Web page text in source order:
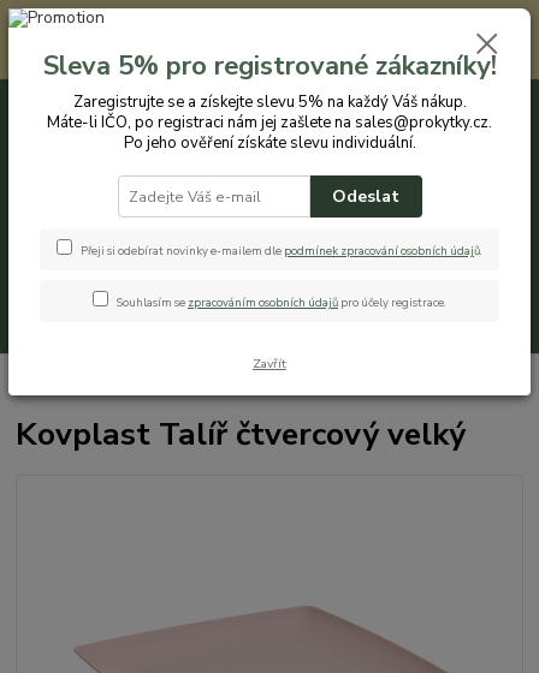
Registrovaným zákazníkům nabízíme slevu 5% na každý nákup. Máte-li
IČO, po registraci nám jej zašlete na sales@prokytky.cz. Po jeho ověření
získáte slevu individuální. Přejít na registraci →
CZK
+420 774 544 973 0ks
Kovplast Talíř čtvercový velký
Sleva 5% pro registrované zákazníky!
Zaregistrujte se a získejte slevu 5% na každý Váš nákup.
Máte-li IČO, po registraci nám jej zašlete na sales@prokytky.cz.
Po jeho ověření získáte slevu individuální.
Odeslat
Přeji si odebírat novinky e-mailem dle podmínek zpracování osobních údajů.
Souhlasím se zpracováním osobních údajů pro účely registrace.
Zavřít